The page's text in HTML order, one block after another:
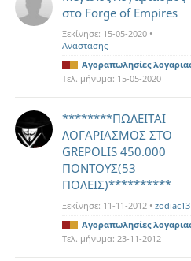
στο Forge of Empires
Ξεκίνησε: 15-05-2020 •
Αναστασης
Αγοραπωλησίες
Τελ. μήνυμα: 15-05-2020
********ΠΩΛΕΙΤΑΙ
ΛΟΓΑΡΙΑΣΜΟΣ ΣΤΟ
GREPOLIS 450.000
ΠΟΝΤΟΥΣ(53
ΠΟΛΕΙΣ)**********
Ξεκίνησε: 11-11-2012 • zodiac13
Αγοραπωλησίες
Τελ. μήνυμα: 23-11-2012